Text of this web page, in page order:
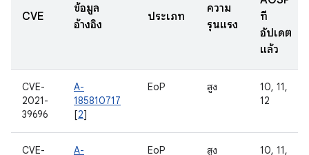
CVE
ข้อมูล
อ้างอิง
ประเภท
ความ
รุนแรง
ที่
อัปเดต
แล้ว
CVE-
2021-
39696
A-
185810717
[2]
EoP สูง
10, 11,
12
CVE- A- EoP สูง 10, 11,